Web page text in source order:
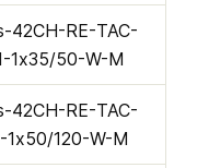
42CH-RE-ТАС-
1х35/50-W-M
42CH-RE-ТАС-
1х50/120-W-M